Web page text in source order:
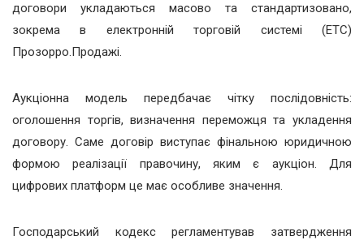
договори укладаються масово та стандартизовано,
зокрема в електронній торговій системі (ЕТС)
Прозорро.Продажі.
Аукціонна модель передбачає чітку послідовність:
оголошення торгів, визначення переможця та укладення
договору. Саме договір виступає фінальною юридичною
формою реалізації правочину, яким є аукціон. Для
цифрових платформ це має особливе значення.
Господарський кодекс регламентував затвердження